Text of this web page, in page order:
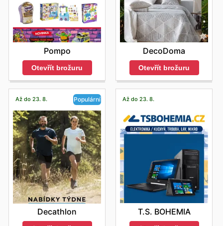
Pompo
Otevřít brožuru
DecoDoma
Otevřít brožuru
Až do 23. 8. Populární
Decathlon
Až do 23. 8.
T.S. BOHEMIA